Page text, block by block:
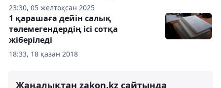
23:30, 05 желтоқсан 2025
18:33, 18 қазан 2018
1 қарашаға дейін салық
төлемегендердің ісі сотқа
жіберіледі
Жаңалықтан zakon.kz сайтында